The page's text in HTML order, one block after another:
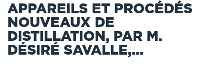
APPAREILS ET PROCÉDÉS
NOUVEAUX DE
DISTILLATION, PAR M.
DÉSIRÉ SAVALLE,...